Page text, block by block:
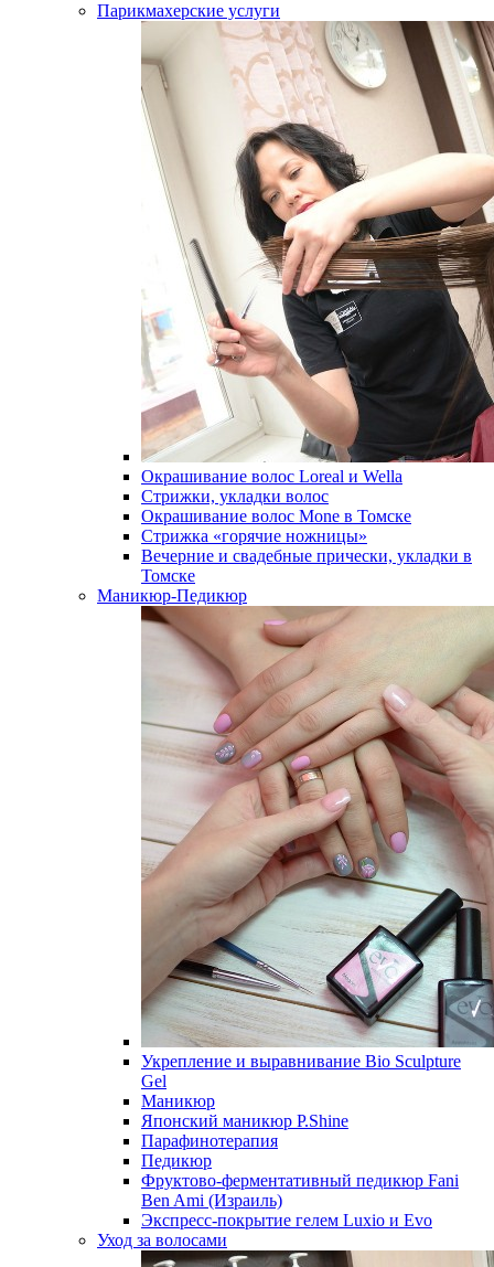
Парикмахерские услуги
Окрашивание волос Loreal и Wella
Стрижки, укладки волос
Окрашивание волос Mone в Томске
Стрижка «горячие ножницы»
Вечерние и свадебные прически, укладки в
Томске
Маникюр-Педикюр
Укрепление и выравнивание Bio Sculpture
Gel
Маникюр
Японский маникюр P.Shine
Парафинотерапия
Педикюр
Фруктово-ферментативный педикюр Fani
Ben Ami (Израиль)
Экспресс-покрытие гелем Luxio и Evo
Уход за волосами